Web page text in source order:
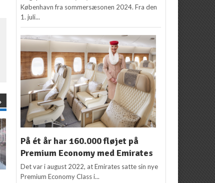
ASIEN,BANGKOK,NYHEDER,
København fra sommersæsonen 2024. Fra den
1. juli...
På ét år har 160.000 fløjet på
Premium Economy med Emirates
Det var i august 2022, at Emirates satte sin nye
Premium Economy Class i...